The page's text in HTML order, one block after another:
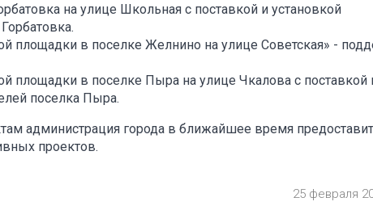
на улице Школьная с поставкой и установкой
площадки в поселке Желнино на улице Советская» -
площадки в поселке Пыра на улице Чкалова с поставкой
поселка Пыра.
администрация города в ближайшее время предоставит
проектов.
25 февраля